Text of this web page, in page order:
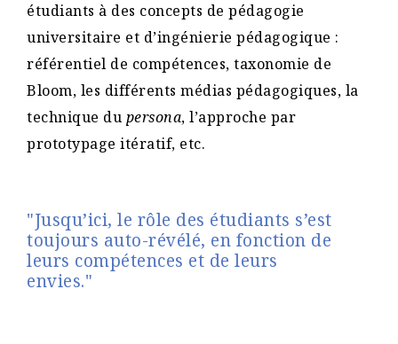
étudiants à des concepts de pédagogie
universitaire et d’ingénierie pédagogique :
référentiel de compétences, taxonomie de
Bloom, les différents médias pédagogiques, la
technique du persona, l’approche par
prototypage itératif, etc.
"Jusqu’ici, le rôle des étudiants s’est
toujours auto-révélé, en fonction de
leurs compétences et de leurs
envies."